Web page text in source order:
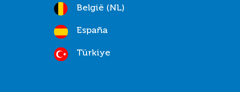
België (NL)
España
Türkiye